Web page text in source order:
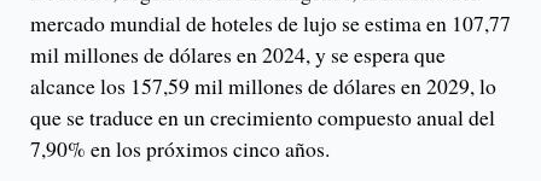
mercado mundial de hoteles de lujo se estima en 107,77
mil millones de dólares en 2024, y se espera que
alcance los 157,59 mil millones de dólares en 2029, lo
que se traduce en un crecimiento compuesto anual del
7,90% en los próximos cinco años.